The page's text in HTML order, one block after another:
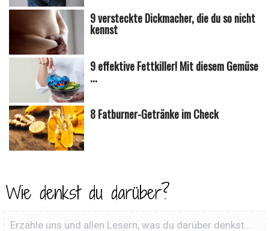
9 versteckte Dickmacher, die du so nicht
kennst
9 effektive Fettkiller! Mit diesem Gemüse
...
8 Fatburner-Getränke im Check
Wie denkst du darüber?